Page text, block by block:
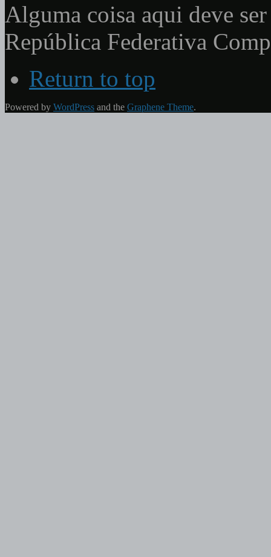
Alguma coisa aqui deve
República Federativa
Return to top
Powered by WordPress and the Graphene Theme.